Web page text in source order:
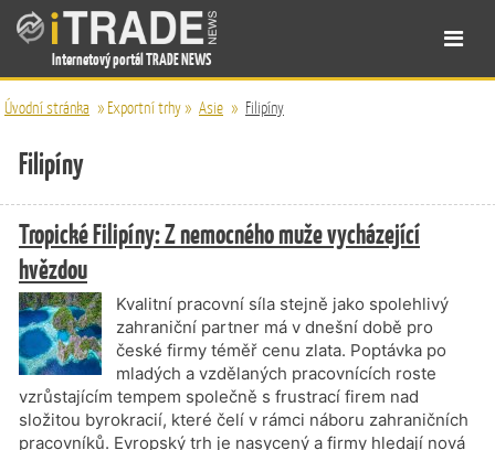
Internetový portál TRADE NEWS
Úvodní stránka » Exportní trhy» Asie » Filipíny
Filipíny
Tropické Filipíny: Z nemocného muže vycházející
hvězdou
Kvalitní pracovní síla stejně jako spolehlivý
zahraniční partner má v dnešní době pro
české firmy téměř cenu zlata. Poptávka po
mladých a vzdělaných pracovnících roste
vzrůstajícím tempem společně s frustrací firem nad
složitou byrokracií, které čelí v rámci náboru zahraničních
pracovníků. Evropský trh je nasycený a firmy hledají nová